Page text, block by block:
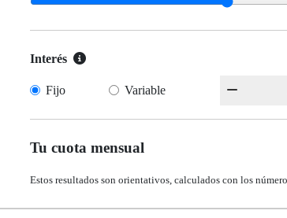
Interés
Fijo Variable
Tu cuota mensual
Estos resultados son orientativos, calculados con los